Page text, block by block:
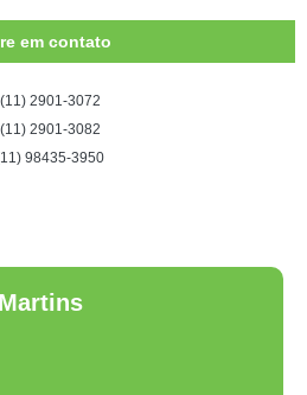
em contato
(11) 2901-3072
(11) 2901-3082
98435-3950